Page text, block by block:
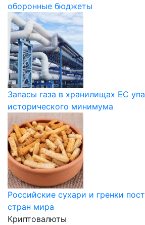
оборонные бюджеты
Запасы газа в хранилищах ЕС
исторического минимума
Российские сухари и гренки
стран мира
Криптовалюты